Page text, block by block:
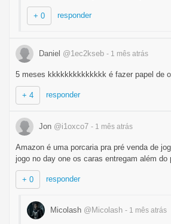
+ 0 responder
Daniel @1ec2kseb - 1 mês atrás
5 meses kkkkkkkkkkkkkk é fazer papel de
+ 4 responder
Jon @i1oxco7 - 1 mês atrás
Amazon é uma porcaria pra pré venda de
jogo no day one os caras entregam além do
+ 0 responder
Micolash @Micolash - 1 mês atrás